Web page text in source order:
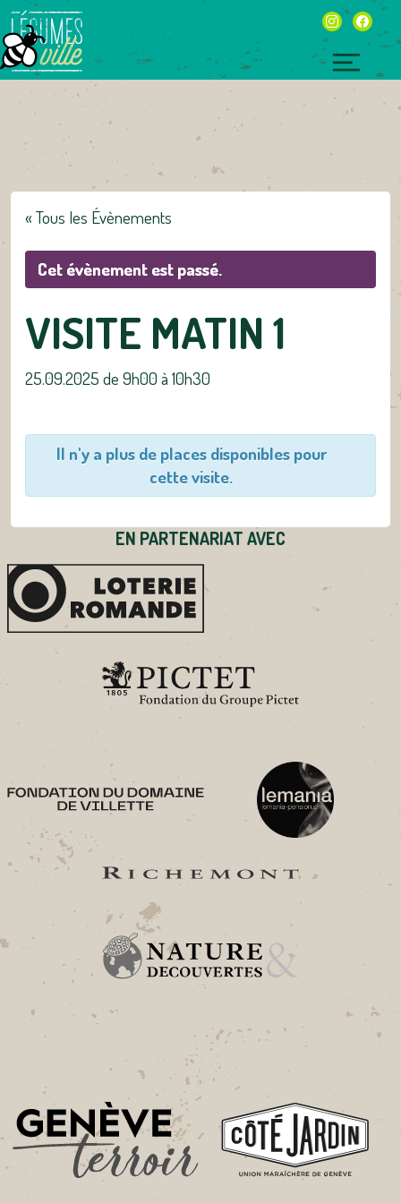
Skip
to
content
instagram
« Tous les Évènements
Cet évènement est passé.
VISITE MATIN 1
25.09.2025 de 9h00 à 10h30
Il n'y a plus de places disponibles pour
cette visite.
EN PARTENARIAT AVEC